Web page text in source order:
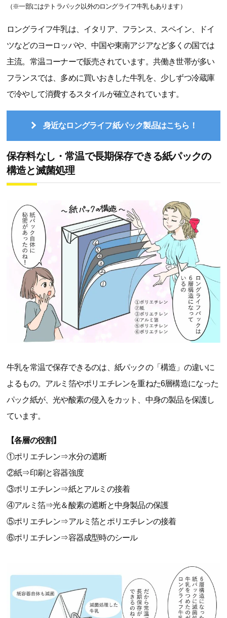
（※一部にはテトラパック以外のロングライフ牛乳もあります）
ロングライフ牛乳は、イタリア、フランス、スペイン、ドイ
ツなどのヨーロッパや、中国や東南アジアなど多くの国では
主流。常温コーナーで販売されています。共働き世帯が多い
フランスでは、多めに買いおきした牛乳を、少しずつ冷蔵庫
で冷やして消費するスタイルが確立されています。
身近なロングライフ紙パック製品はこちら！
保存料なし・常温で長期保存できる紙パックの
構造と滅菌処理
牛乳を常温で保存できるのは、紙パックの「構造」の違いに
よるもの。アルミ箔やポリエチレンを重ねた6層構造になった
パック紙が、光や酸素の侵入をカット、中身の製品を保護し
ています。
【各層の役割】
①ポリエチレン⇒水分の遮断
②紙⇒印刷と容器強度
③ポリエチレン⇒紙とアルミの接着
④アルミ箔⇒光＆酸素の遮断と中身製品の保護
⑤ポリエチレン⇒アルミ箔とポリエチレンの接着
⑥ポリエチレン⇒容器成型時のシール